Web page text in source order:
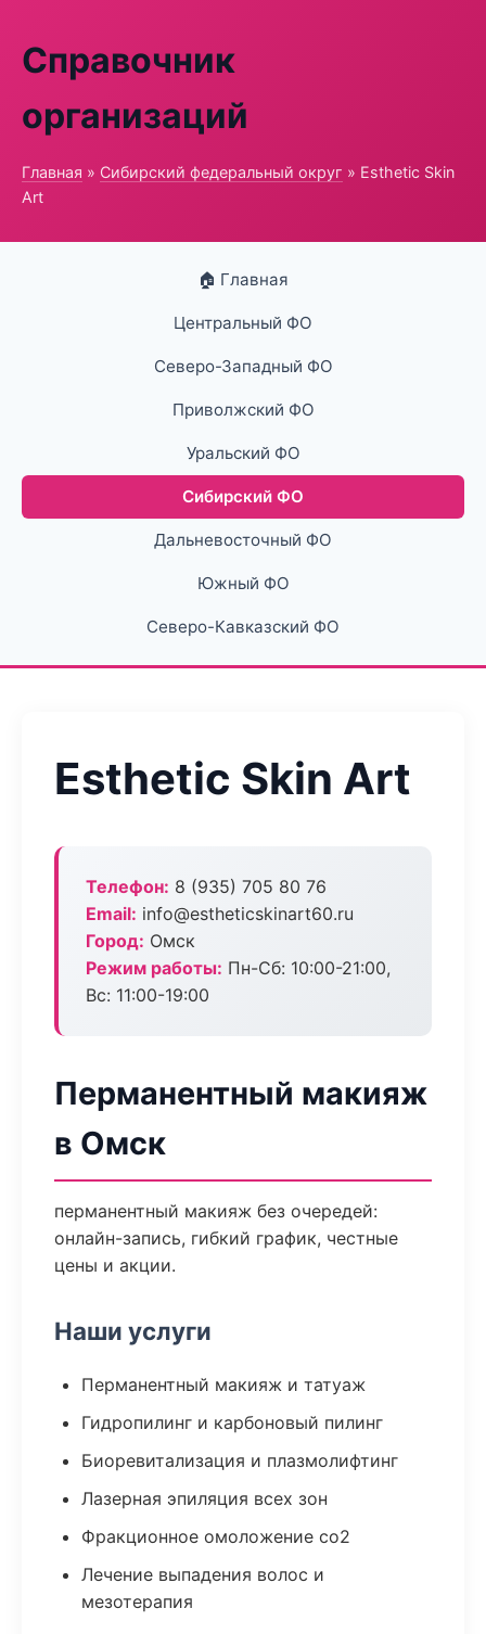
Справочник
организаций
Главная » Сибирский федеральный округ » Esthetic Skin
Art
🏠 Главная
Центральный ФО
Северо-Западный ФО
Приволжский ФО
Уральский ФО
Сибирский ФО
Дальневосточный ФО
Южный ФО
Северо-Кавказский ФО
Esthetic Skin Art
Телефон: 8 (935) 705 80 76
Email: info@estheticskinart60.ru
Город: Омск
Режим работы: Пн-Сб: 10:00-21:00,
Вс: 11:00-19:00
Перманентный макияж
в Омск
перманентный макияж без очередей:
онлайн-запись, гибкий график, честные
цены и акции.
Наши услуги
Перманентный макияж и татуаж
Гидропилинг и карбоновый пилинг
Биоревитализация и плазмолифтинг
Лазерная эпиляция всех зон
Фракционное омоложение co2
Лечение выпадения волос и
мезотерапия